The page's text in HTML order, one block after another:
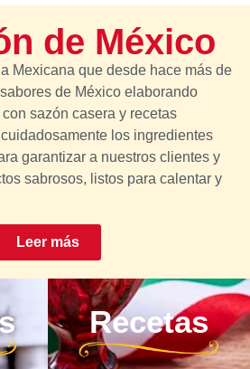
de México
Mexicana que desde hace más de
de México elaborando
sazón casera y recetas
los ingredientes
garantizar a nuestros clientes y
sabrosos, listos para calentar y
Leer más
Recetas